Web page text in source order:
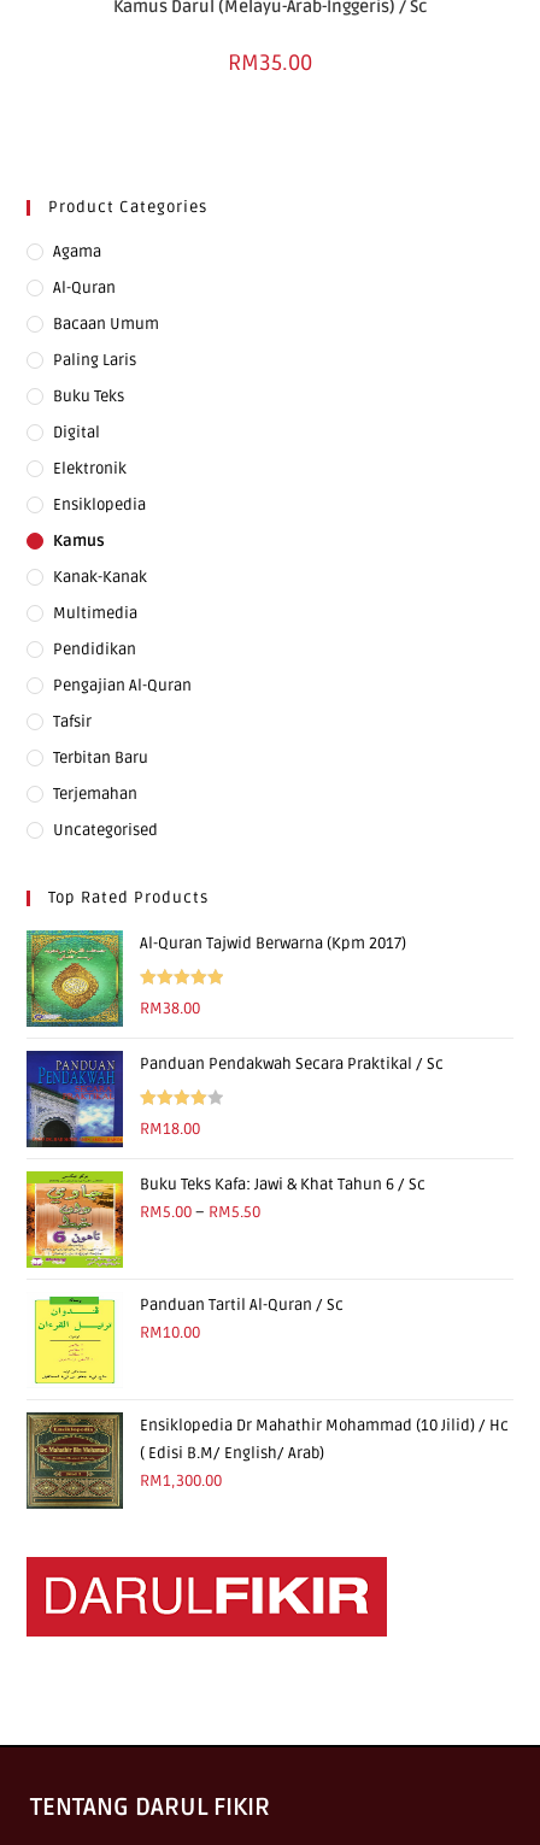
Kamus Darul (Melayu-Arab-Inggeris) / Sc
RM35.00
Product Categories
Agama
Al-Quran
Bacaan Umum
Paling Laris
Buku Teks
Digital
Elektronik
Ensiklopedia
Kamus
Kanak-Kanak
Multimedia
Pendidikan
Pengajian Al-Quran
Tafsir
Terbitan Baru
Terjemahan
Uncategorised
Top Rated Products
Al-Quran Tajwid Berwarna (Kpm 2017)
Rated 5.00
RM38.00
Panduan Pendakwah Secara Praktikal / Sc
Rated
RM18.00
Buku Teks Kafa: Jawi & Khat Tahun 6 / Sc
RM5.00 – RM5.50
Panduan Tartil Al-Quran / Sc
RM10.00
Ensiklopedia Dr Mahathir Mohammad (10 Jilid) / Hc
( Edisi B.M/ English/ Arab)
RM1,300.00
TENTANG DARUL FIKIR